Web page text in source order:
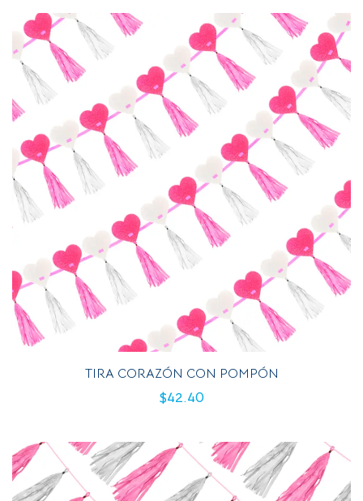
TIRA CORAZÓN CON POMPÓN
$42.40